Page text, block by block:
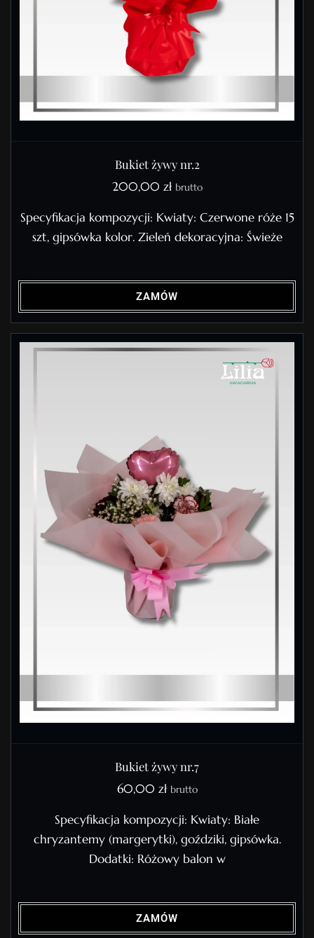
Bukiet żywy nr.2
200,00 zł brutto
Specyfikacja kompozycji: Kwiaty: Czerwone róże 15
szt, gipsówka kolor. Zieleń dekoracyjna: Świeże
ZAMÓW
Bukiet żywy nr.7
60,00 zł brutto
Specyfikacja kompozycji: Kwiaty: Białe
chryzantemy (margerytki), goździki, gipsówka.
Dodatki: Różowy balon w
ZAMÓW